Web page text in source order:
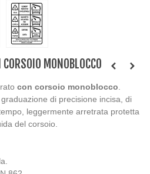
MONOBLOCCO
con corsoio monoblocco
di precisione incisa, di
leggermente arretrata protetta
del corsoio.